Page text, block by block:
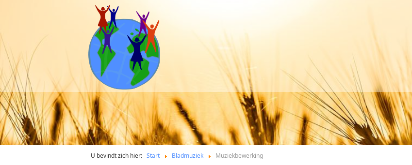
U bevindt zich hier: Start Bladmuziek Muziekbewerking